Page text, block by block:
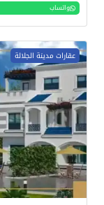
واتساب
عقارات مدينة الجلالة